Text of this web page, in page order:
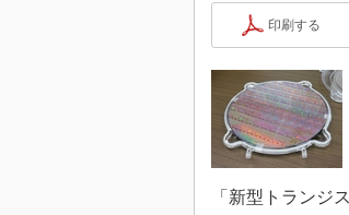
印刷する
「新型トランジ